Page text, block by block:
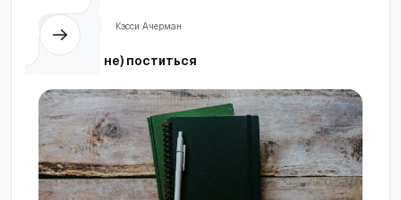
Кэсси Ачерман
Как (и как не) поститься